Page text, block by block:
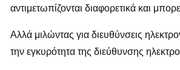
αντιμετωπίζονται διαφορετικά και
Αλλά μιλώντας για διευθύνσεις
την εγκυρότητα της διεύθυνσης